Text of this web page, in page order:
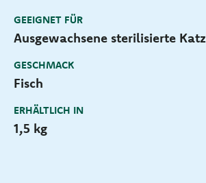
GEEIGNET FÜR
Ausgewachsene sterilisierte
GESCHMACK
Fisch
ERHÄLTLICH IN
1,5 kg